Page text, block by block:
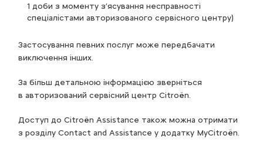
1 доби з моменту з’ясування несправності
спеціалістами авторизованого сервісного центру)
Застосування певних послуг може передбачати
виключення інших.
За більш детальною інформацією зверніться
в авторизований сервісний центр Citroёn.
Доступ до Citroën Assistance також можна отримати
з розділу Contact and Assistance у додатку MyCitroën.